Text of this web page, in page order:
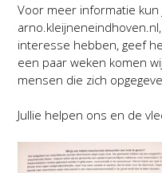
Voor meer informatie
interesse hebben, geef
een paar weken komen
mensen die zich
Jullie helpen ons en de